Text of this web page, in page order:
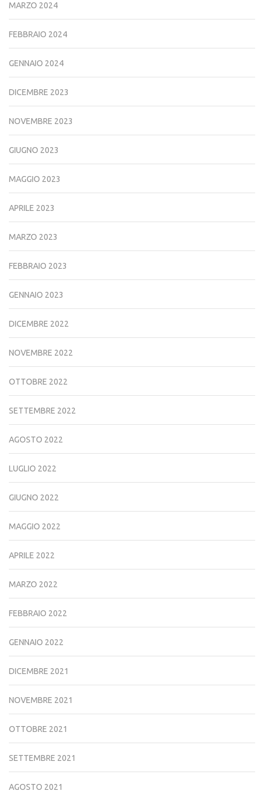
MARZO 2024
FEBBRAIO 2024
GENNAIO 2024
DICEMBRE 2023
NOVEMBRE 2023
GIUGNO 2023
MAGGIO 2023
APRILE 2023
MARZO 2023
FEBBRAIO 2023
GENNAIO 2023
DICEMBRE 2022
NOVEMBRE 2022
OTTOBRE 2022
SETTEMBRE 2022
AGOSTO 2022
LUGLIO 2022
GIUGNO 2022
MAGGIO 2022
APRILE 2022
MARZO 2022
FEBBRAIO 2022
GENNAIO 2022
DICEMBRE 2021
NOVEMBRE 2021
OTTOBRE 2021
SETTEMBRE 2021
AGOSTO 2021